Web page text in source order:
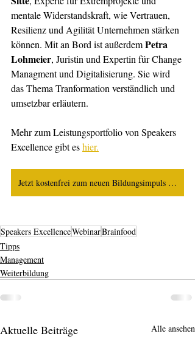
mentale Widerstandskraft, wie Vertrauen,
Resilienz und Agilität Unternehmen stärken
können. Mit an Bord ist außerdem Petra
Lohmeier, Juristin und Expertin für Change
Managment und Digitalisierung. Sie wird
das Thema Tranformation verständlich und
umsetzbar erläutern.
Mehr zum Leistungsportfolio von Speakers
Excellence gibt es hier.
Jetzt kostenfrei zum neuen Bildungsimpuls anmelden...!
Speakers ExcellenceWebinarBrainfood
Tipps
Management
Weiterbildung
Aktuelle Beiträge Alle ansehen